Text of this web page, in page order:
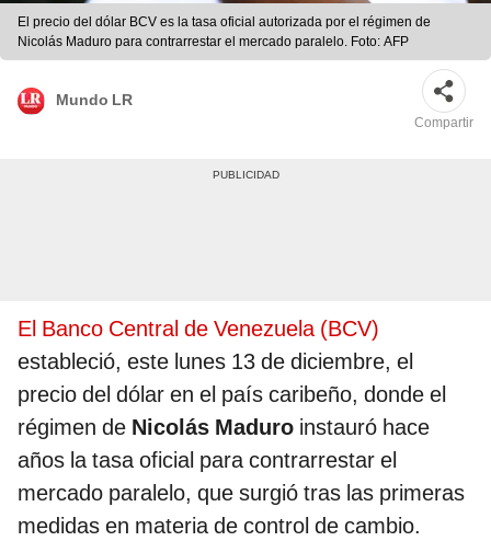
El precio del dólar BCV es la tasa oficial autorizada por el régimen de
Nicolás Maduro para contrarrestar el mercado paralelo. Foto: AFP
Mundo LR
Compartir
El Banco Central de Venezuela (BCV)
estableció, este lunes 13 de diciembre, el
precio del dólar en el país caribeño, donde el
régimen de Nicolás Maduro instauró hace
años la tasa oficial para contrarrestar el
mercado paralelo, que surgió tras las primeras
medidas en materia de control de cambio.